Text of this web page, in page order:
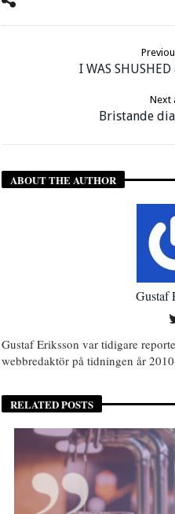
I WAS
Next
Bristande
ABOUT THE AUTHOR
Gustaf
Gustaf Eriksson var tidigare
webbredaktör på tidningen år
RELATED POSTS